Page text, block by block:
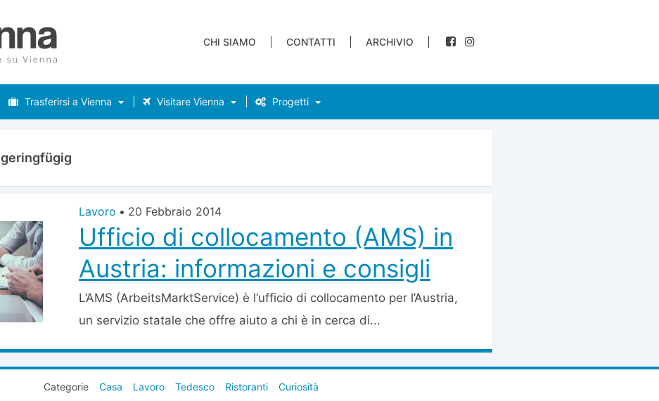
CHI SIAMO CONTATTI ARCHIVIO
Trasferirsi a Vienna Visitare Vienna Progetti
geringfügig
Lavoro • 20 Febbraio 2014
Ufficio di collocamento (AMS) in
Austria: informazioni e consigli
L’AMS (ArbeitsMarktService) è l‘ufficio di collocamento per l’Austria,
un servizio statale che offre aiuto a chi è in cerca di...
Categorie Casa Lavoro Tedesco Ristoranti
Curiosità